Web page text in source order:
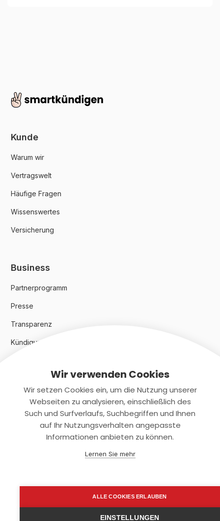
Kunde
Warum wir
Vertragswelt
Häufige Fragen
Wissenswertes
Versicherung
Business
Partnerprogramm
Presse
Transparenz
Kündigungsindex 2024
Rechtliches
Datenschutz
support@smartkuendigen.de
Wir verwenden Cookies
Wir setzen Cookies ein, um die Nutzung unserer
Webseiten zu analysieren, einschließlich des
Such und Surfverlaufs, Suchbegriffen und Ihnen
auf Ihr Nutzungsverhalten angepasste
Informationen anbieten zu können.
Lernen Sie mehr
ALLE COOKIES ERLAUBEN
EINSTELLUNGEN